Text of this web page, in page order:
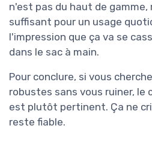
n'est pas du haut de
suffisant pour un usage
l'impression que ça va se
dans le sac à main.
Pour conclure, si vous
robustes sans vous ruiner, le
est plutôt pertinent. Ça ne
reste fiable.